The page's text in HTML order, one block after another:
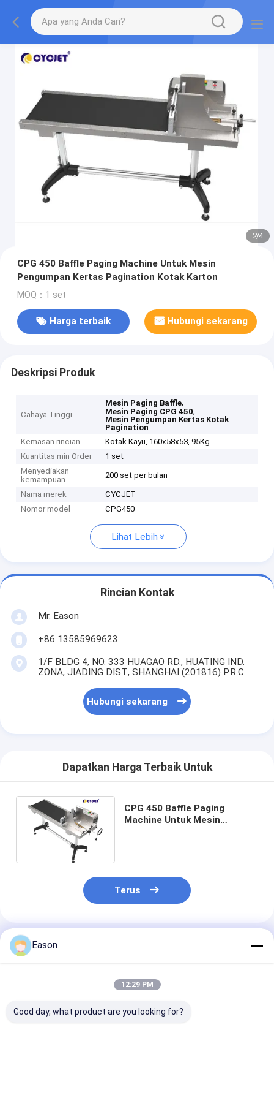
2/4
CPG 450 Baffle Paging Machine Untuk Mesin
Pengumpan Kertas Pagination Kotak Karton
MOQ：1 set
Harga terbaik Hubungi sekarang
Deskripsi Produk
Cahaya Tinggi
Mesin Paging Baffle,
Mesin Paging CPG 450,
Mesin Pengumpan Kertas Kotak
Pagination
Kemasan rincian
Kotak Kayu, 160x58x53, 95Kg
Kuantitas min Order
1 set
Menyediakan
kemampuan
200 set per bulan
Nama merek
CYCJET
Nomor model
CPG450
Lihat Lebih
Rincian Kontak
Mr. Eason
+86 13585969623
1/F BLDG 4, NO. 333 HUAGAO RD., HUATING IND.
ZONA, JIADING DIST., SHANGHAI (201816) P.R.C.
Hubungi sekarang
Dapatkan Harga Terbaik Untuk
CPG 450 Baffle Paging
Machine Untuk Mesin
Terus
Rekomendasi Produk
Eason
12:29 PM
Good day, what product are you looking for?